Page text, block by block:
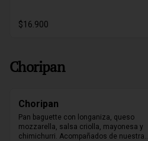
$16.900
Choripan
Choripan
Pan baguette con longaniza, queso
mozzarella, salsa criolla, mayonesa y
chimichurri. Acompañados de nuestras